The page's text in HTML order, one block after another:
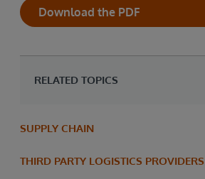
Download the PDF
RELATED TOPICS
SUPPLY CHAIN
THIRD PARTY LOGISTICS